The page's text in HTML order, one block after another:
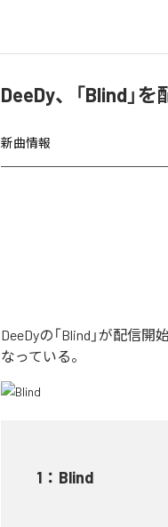
DeeDy、「Blind」
新曲情報
DeeDyの「Blind」が配信
なっている。
1 ： Blind